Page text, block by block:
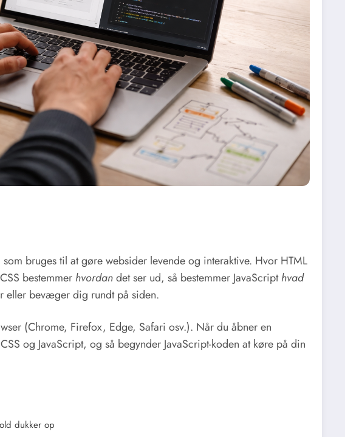
bruges til at gøre websider levende og interaktive. Hvor HTML
bestemmer hvordandet ser ud, så bestemmer JavaScripthvad
eller bevæger dig rundt på siden.
(Chrome, Firefox, Edge, Safari osv.). Når du åbner en
og JavaScript, og så begynder JavaScript-koden at køre på din
dukker op